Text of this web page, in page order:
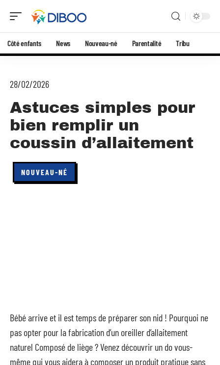
Côté enfants News Nouveau-né Parentalité Tribu
28/02/2026
Astuces simples pour
bien remplir un
coussin d’allaitement
NOUVEAU-NÉ
Bébé arrive et il est temps de préparer son nid ! Pourquoi ne
pas opter pour la fabrication d’un oreiller d’allaitement
naturel Composé de liège ? Venez découvrir un do vous-
même qui vous aidera à composer un produit pratique sans